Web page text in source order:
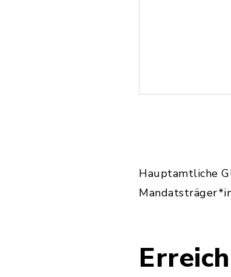
Hauptamtliche